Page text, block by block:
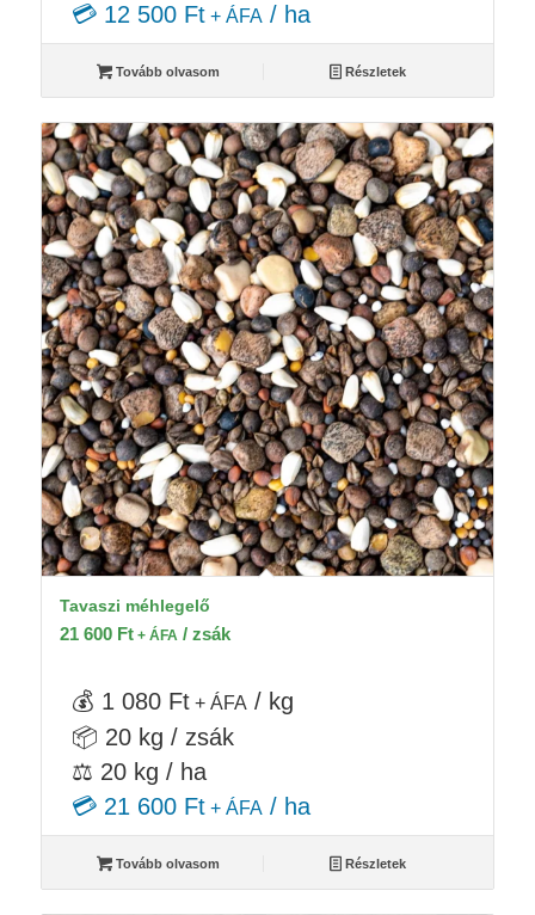
💳 12 500 Ft+ ÁFA/ ha
Tovább olvasom Részletek
Tavaszi méhlegelő
21 600 Ft+ ÁFA / zsák
💰 1 080 Ft+ ÁFA / kg
📦 20 kg / zsák
⚖️ 20 kg / ha
💳 21 600 Ft+ ÁFA/ ha
Tovább olvasom Részletek